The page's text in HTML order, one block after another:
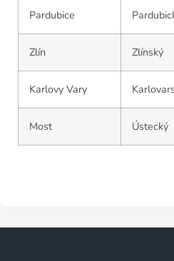
Pardubice
Zlín Zlínský
Karlovy Vary
Most Ústecký